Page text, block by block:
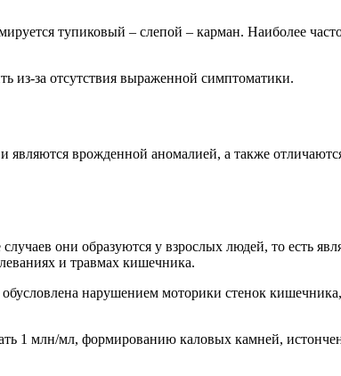
тупиковый – слепой – карман. Наиболее
из-за отсутствия выраженной симптоматики.
врожденной аномалией, а также
они образуются у взрослых людей, то есть
и травмах кишечника.
нарушением моторики стенок
1 млн/мл, формированию каловых камней,